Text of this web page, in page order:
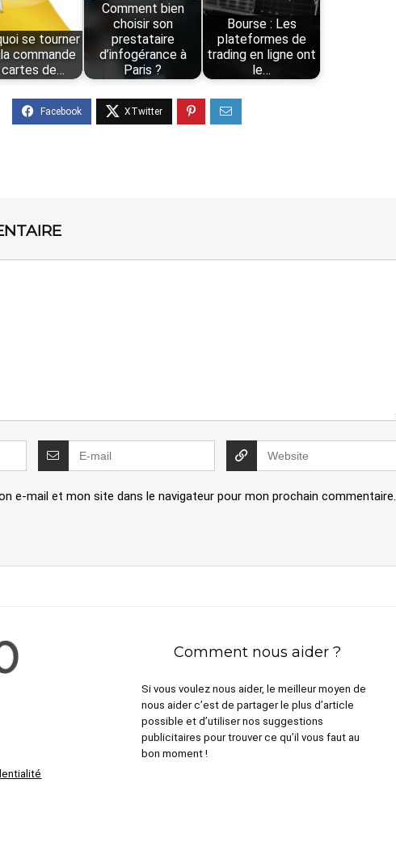
se tourner
commande
de…
Comment bien
choisir son
prestataire
d’infogérance à
Paris ?
Bourse : Les
plateformes de
trading en ligne ont
le…
e-mail et mon site dans le navigateur pour mon prochain commentaire.
Comment nous aider ?
Si vous voulez nous aider, le meilleur moyen de
nous aider c’est de partager le plus d’article
possible et d’utiliser nos suggestions
publicitaires pour trouver ce qu’il vous faut au
bon moment !